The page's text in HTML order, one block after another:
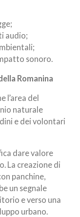
audio;
sonoro.
Romanina
l’area del
naturale
e dei volontari
dare valore
La creazione di
panchine,
un segnale
e verso una
urbano.